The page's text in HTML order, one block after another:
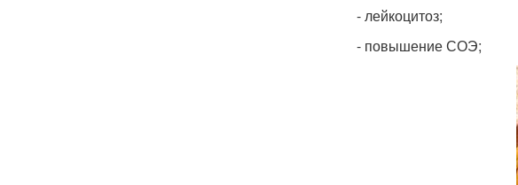
- лейкоцитоз;
- повышение СОЭ;